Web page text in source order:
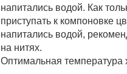
напитались водой. Как
приступать к компоновке
напитались водой,
на нитях.
Оптимальная